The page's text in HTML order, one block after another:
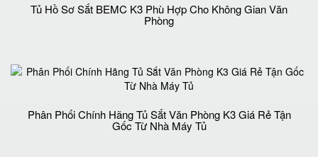
Tủ Hồ Sơ Sắt BEMC K3 Phù Hợp Cho Không Gian Văn
Phòng
Phân Phối Chính Hãng Tủ Sắt Văn Phòng K3 Giá Rẻ Tận
Gốc Từ Nhà Máy Tủ